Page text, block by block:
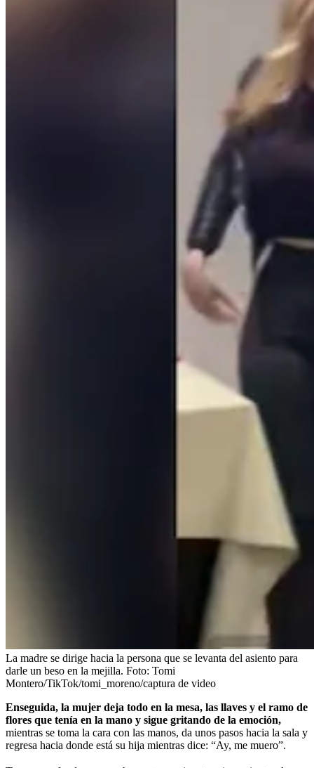
La madre se dirige hacia la persona que se levanta del asiento para
darle un beso en la mejilla. Foto: Tomi
Montero/TikTok/tomi_moreno/captura de video
Enseguida, la mujer deja todo en la mesa, las llaves y el ramo de
flores que tenía en la mano y sigue gritando de la emoción,
mientras se toma la cara con las manos, da unos pasos hacia la sala y
regresa hacia donde está su hija mientras dice: “Ay, me muero”.